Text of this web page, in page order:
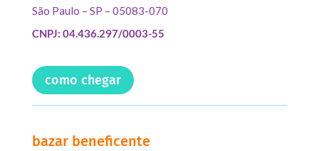
São Paulo – SP – 05083-070
CNPJ: 04.436.297/0003-55
como chegar
bazar beneficente